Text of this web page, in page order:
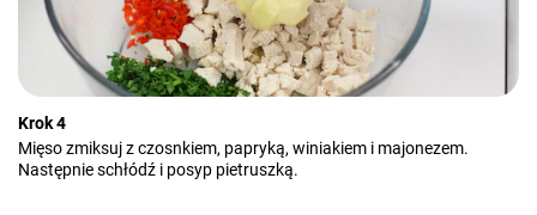
Krok 4
Mięso zmiksuj z czosnkiem, papryką, winiakiem i majonezem.
Następnie schłódź i posyp pietruszką.